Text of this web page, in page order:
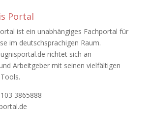
Portal
ist ein unabhängiges Fachportal für
im deutschsprachigen Raum.
richtet sich an
Arbeitgeber mit seinen vielfältigen
3865888